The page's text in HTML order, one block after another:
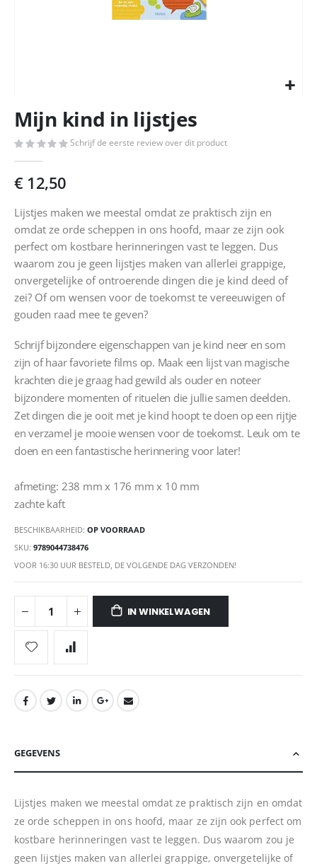
naar
het
begin
van
afbeeldingen-
Mijn kind in lijstjes
Schrijf de eerste review over dit product
€ 12,50
Lijstjes maken we meestal omdat ze praktisch zijn en
omdat ze orde scheppen in ons hoofd, maar ze zijn ook
perfect om kostbare herinneringen vast te leggen. Dus
waarom zou je geen lijstjes maken van allerlei grappige,
onvergetelijke of ontroerende dingen die je kind deed of
zei? Of om wensen voor de toekomst te vereeuwigen of
gouden raad mee te geven?
Schrijf bijzondere eigenschappen van je kind neer en som
zijn of haar favoriete films op. Maak een lijst van magische
krachten die je graag had gewild als ouder en noteer
bijzondere momenten of rituelen die jullie samen deelden.
Zet dingen die je ooit met je kind hoopt te doen op een rijtje
en verzamel je mooie wensen voor de toekomst. Leuk om te
doen en een fantastische herinnering voor later!
afmeting: 238 mm x 176 mm x 10 mm
zachte kaft
BESCHIKBAARHEID: OP VOORRAAD
SKU 9789044738476
VOOR 16:30 UUR BESTELD, DE VOLGENDE DAG VERZONDEN!
IN WINKELWAGEN
GEGEVENS
Lijstjes maken we meestal omdat ze praktisch zijn en omdat
ze orde scheppen in ons hoofd, maar ze zijn ook perfect om
kostbare herinneringen vast te leggen. Dus waarom zou je
geen lijstjes maken van allerlei grappige, onvergetelijke of